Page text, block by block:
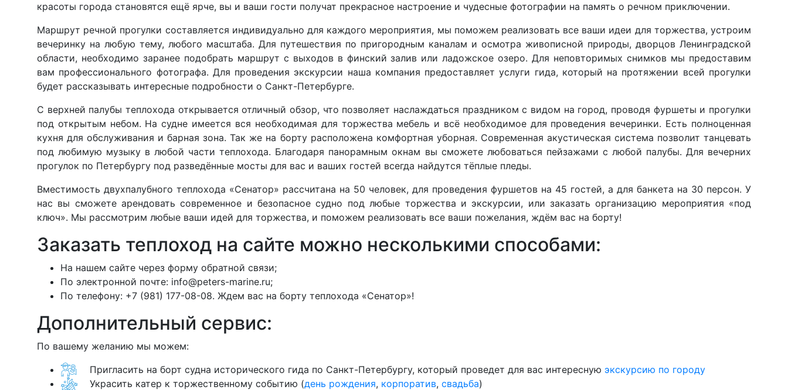
красоты города становятся ещё ярче, вы и ваши гости получат прекрасное настроение и чудесные фотографии на память о речном приключении.
Маршрут речной прогулки составляется индивидуально для каждого мероприятия, мы поможем реализовать все ваши идеи для торжества, устроим
вечеринку на любую тему, любого масштаба. Для путешествия по пригородным каналам и осмотра живописной природы, дворцов Ленинградской
области, необходимо заранее подобрать маршрут с выходов в финский залив или ладожское озеро. Для неповторимых снимков мы предоставим
вам профессионального фотографа. Для проведения экскурсии наша компания предоставляет услуги гида, который на протяжении всей прогулки
будет рассказывать интересные подробности о Санкт-Петербурге.
С верхней палубы теплохода открывается отличный обзор, что позволяет наслаждаться праздником с видом на город, проводя фуршеты и прогулки
под открытым небом. На судне имеется вся необходимая для торжества мебель и всё необходимое для проведения вечеринки. Есть полноценная
кухня для обслуживания и барная зона. Так же на борту расположена комфортная уборная. Современная акустическая система позволит танцевать
под любимую музыку в любой части теплохода. Благодаря панорамным окнам вы сможете любоваться пейзажами с любой палубы. Для вечерних
прогулок по Петербургу под разведённые мосты для вас и ваших гостей всегда найдутся тёплые пледы.
Вместимость двухпалубного теплохода «Сенатор» рассчитана на 50 человек, для проведения фуршетов на 45 гостей, а для банкета на 30 персон. У
нас вы сможете арендовать современное и безопасное судно под любые торжества и экскурсии, или заказать организацию мероприятия «под
ключ». Мы рассмотрим любые ваши идей для торжества, и поможем реализовать все ваши пожелания, ждём вас на борту!
Заказать теплоход на сайте можно несколькими способами:
На нашем сайте через форму обратной связи;
По электронной почте: info@peters-marine.ru;
По телефону: +7 (981) 177-08-08. Ждем вас на борту теплохода «Сенатор»!
Дополнительный сервис:
По вашему желанию мы можем:
Пригласить на борт судна исторического гида по Санкт-Петербургу, который проведет для вас интересную экскурсию по городу
Украсить катер к торжественному событию (день рождения, корпоратив, свадьба)